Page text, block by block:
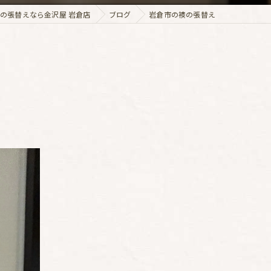
張替えなら金沢屋 岩倉店 ブログ 岩倉市の襖の張替え